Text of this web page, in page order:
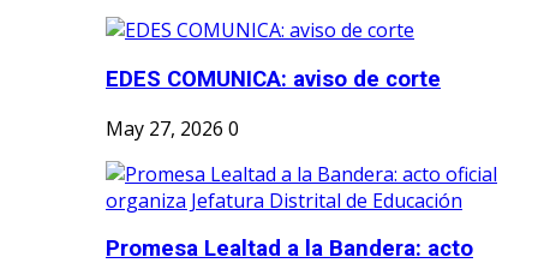
EDES COMUNICA: aviso de corte
May 27, 2026 0
Promesa Lealtad a la Bandera: acto